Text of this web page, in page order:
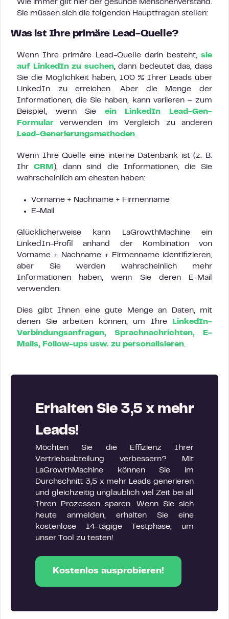
Wie immer gilt hier der gesunde Menschenverstand.
Sie müssen sich die folgenden Hauptfragen stellen:
Was ist Ihre primäre Lead-Quelle?
Wenn Ihre primäre Lead-Quelle darin besteht, sie
auf LinkedIn zu suchen, dann bedeutet das, dass
Sie die Möglichkeit haben, 100 % Ihrer Leads über
LinkedIn zu erreichen. Aber die Menge der
Informationen, die Sie haben, kann variieren – zum
Beispiel, wenn Sie ein LinkedIn Lead-Gen-
Formular verwenden im Vergleich zu anderen
Lead-Generierungsmethoden.
Wenn Ihre Quelle eine interne Datenbank ist (z. B.
IhrCRM ), dann sind die Informationen, die Sie
wahrscheinlich am ehesten haben:
Vorname + Nachname + Firmenname
E-Mail
Glücklicherweise kann LaGrowthMachine ein
LinkedIn-Profil anhand der Kombination von
Vorname + Nachname + Firmenname identifizieren,
aber Sie werden wahrscheinlich mehr
Informationen haben, wenn Sie deren E-Mail
verwenden.
Dies gibt Ihnen eine gute Menge an Daten, mit
denen Sie arbeiten können, um Ihre
LinkedIn-
Verbindungsanfragen, Sprachnachrichten, E-
Mails, Follow-ups usw. zu personalisieren.
Erhalten Sie 3,5 x mehr
Leads!
Möchten Sie die Effizienz Ihrer
Vertriebsabteilung verbessern? Mit
LaGrowthMachine können Sie im
Durchschnitt 3,5 x mehr Leads generieren
und gleichzeitig unglaublich viel Zeit bei all
Ihren Prozessen sparen. Wenn Sie sich
heute anmelden, erhalten Sie eine
kostenlose 14-tägige Testphase, um
unser Tool zu testen!
Kostenlos ausprobieren!